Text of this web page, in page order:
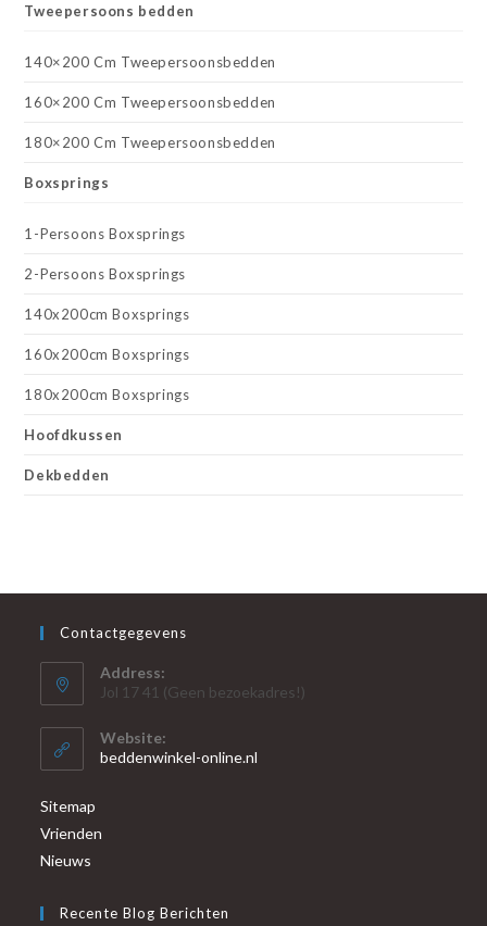
Tweepersoons bedden
140×200 Cm Tweepersoonsbedden
160×200 Cm Tweepersoonsbedden
180×200 Cm Tweepersoonsbedden
Boxsprings
1-Persoons Boxsprings
2-Persoons Boxsprings
140x200cm Boxsprings
160x200cm Boxsprings
180x200cm Boxsprings
Hoofdkussen
Dekbedden
Contactgegevens
Address:
Jol 17 41 (Geen bezoekadres!)
Website:
beddenwinkel-online.nl
Sitemap
Vrienden
Nieuws
Recente Blog Berichten